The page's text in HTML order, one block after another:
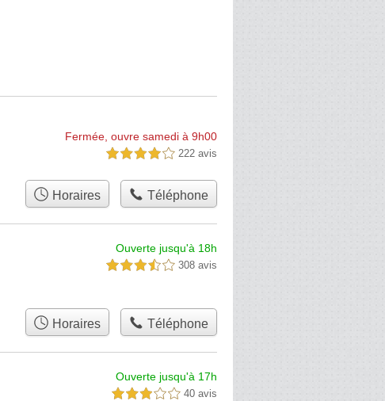
Fermée, ouvre samedi à 9h00
4,0 étoiles sur 5 222 avis
Horaires Téléphone
Ouverte jusqu'à 18h
3,5 étoiles sur 5 308 avis
Horaires Téléphone
Ouverte jusqu'à 17h
3,0 étoiles sur 5 40 avis